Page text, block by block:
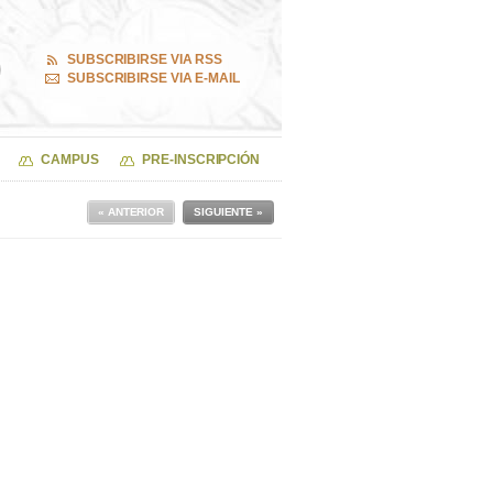
SUBSCRIBIRSE VIA RSS
SUBSCRIBIRSE VIA E-MAIL
CAMPUS PRE-INSCRIPCIÓN
SIGUIENTE »
« ANTERIOR